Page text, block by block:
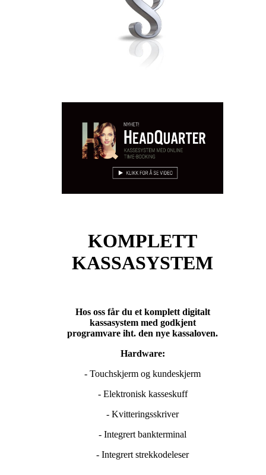
KOMPLETT
KASSASYSTEM
Hos oss får du et komplett digitalt
kassasystem med godkjent
programvare iht. den nye kassaloven.
Hardware:
- Touchskjerm og kundeskjerm
- Elektronisk kasseskuff
- Kvitteringsskriver
- Integrert bankterminal
- Integrert strekkodeleser